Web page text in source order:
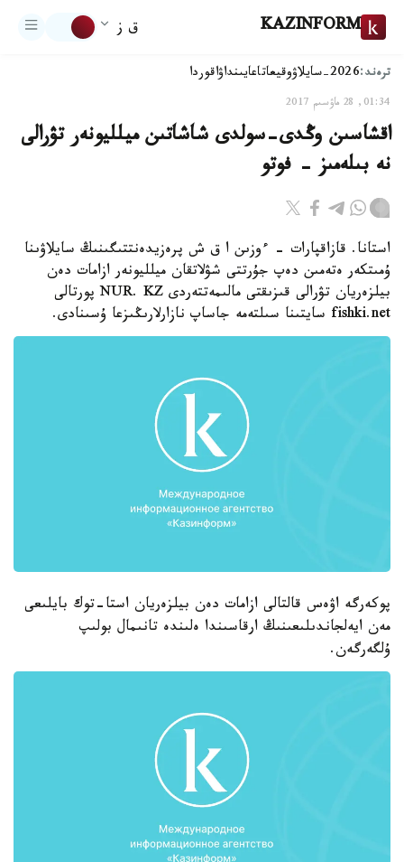
KAZINFORM ق ز
ترەند:2026-سايلاۋ وقيعاتاعايىنداۋاقوردا
01:34, 28 ماۋسىم 2017
اقشاسىن وڭدى-سولدى شاشاتىن ميلليونەر تۋرالى
نە بىلەمىز - فوتو
استانا. قازاقپارات - ءوزىن ا ق ش پرەزيدەنتتىگىنىڭ سايلاۋىنا
ۇمىتكەر ەتەمىن دەپ جۇرتتى شۋلاتقان ميلليونەر ازامات دەن
بيلزەريان تۋرالى قىزىقتى مالىمەتتەردى NUR. KZ پورتالى
fishki.net سايتىنا سىلتەمە جاساپ نازارلارىڭىزعا ۇسىنادى.
پوكەرگە اۋەس قالتالى ازامات دەن بيلزەريان استا-توك بايلىعى
مەن ايەلجاندىلىعىنىڭ ارقاسىندا ەلىندە تانىمال بولىپ
ۇلگەرگەن.